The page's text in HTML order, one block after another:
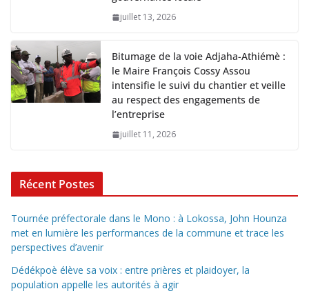
juillet 13, 2026
Bitumage de la voie Adjaha-Athiémè :
le Maire François Cossy Assou
intensifie le suivi du chantier et veille
au respect des engagements de
l’entreprise
juillet 11, 2026
Récent Postes
Tournée préfectorale dans le Mono : à Lokossa, John Hounza
met en lumière les performances de la commune et trace les
perspectives d’avenir
Dédékpoè élève sa voix : entre prières et plaidoyer, la
population appelle les autorités à agir